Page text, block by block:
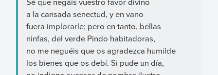
a la cansada senectud, y en vano
fuera implorarle; pero en tanto, bellas
ninfas, del verde Pindo habitadoras,
no me neguéis que os agradezca humilde
los bienes que os debí. Si pude un día,